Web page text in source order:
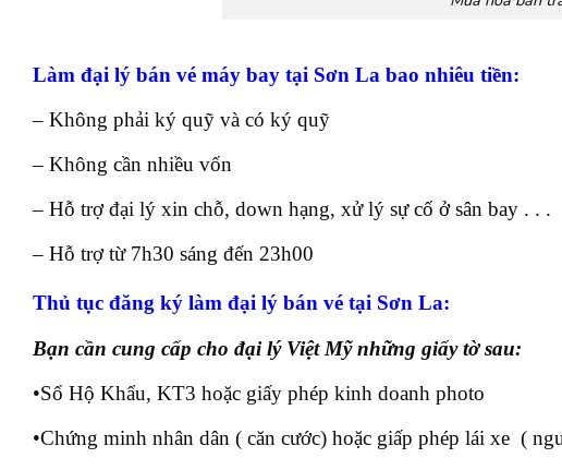
Làm đại lý bán vé máy bay tại Sơn La bao nhiêu tiền:
– Không phải ký quỹ và có ký quỹ
– Không cần nhiều vốn
– Hỗ trợ đại lý xin chỗ, down hạng, xử lý sự cố ở sân bay . . .
– Hỗ trợ từ 7h30 sáng đến 23h00
Thủ tục đăng ký làm đại lý bán vé tại Sơn La:
Bạn cần cung cấp cho đại lý Việt Mỹ những giấy tờ sau:
•Sổ Hộ Khẩu, KT3 hoặc giấy phép kinh doanh photo
•Chứng minh nhân dân ( căn cước) hoặc giấp phép lái xe (